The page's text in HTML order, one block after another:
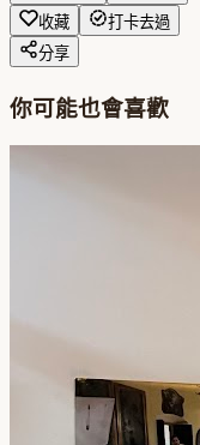
收藏
打卡去過
分享
你可能也會喜歡